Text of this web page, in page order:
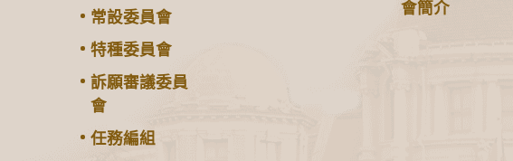
常設委員會
特種委員會
訴願審議委員
會
任務編組
會簡介